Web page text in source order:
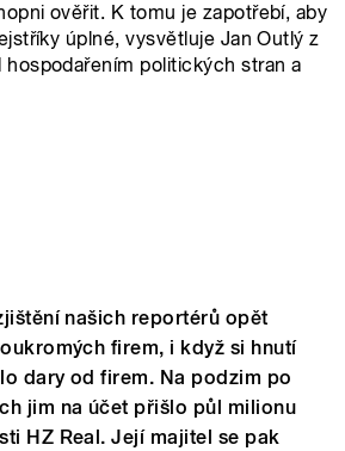
ověřit. K tomu je zapotřebí, aby
úplné, vysvětluje Jan Outlý z
hospodařením politických stran a
našich reportérů opět
firem, i když si hnutí
dary od firem. Na podzim po
jim na účet přišlo půl milionu
HZ Real. Její majitel se pak